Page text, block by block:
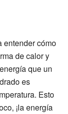
entender cómo
de calor y
que un
es
Esto
¡la energía